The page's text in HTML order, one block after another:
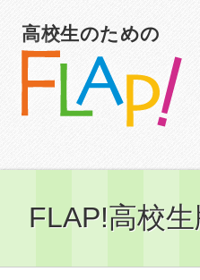
高校生のための
FLAP!高校